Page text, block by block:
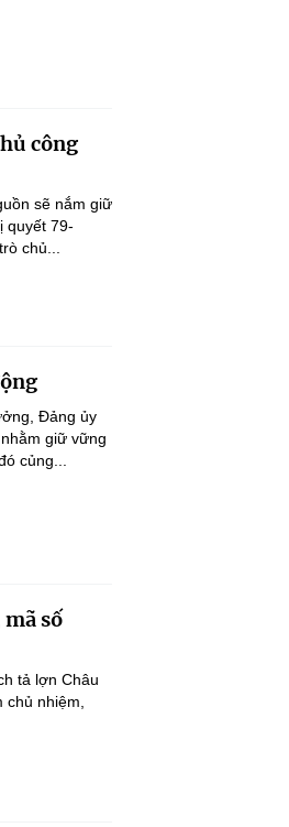
công
sẽ nắm giữ
quyết 79-
chủ...
Đảng ủy
giữ vững
củng...
số
tả lợn Châu
nhiệm,